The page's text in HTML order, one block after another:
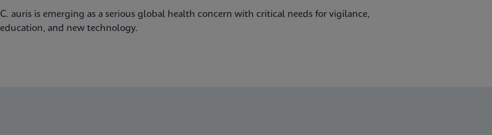
C. auris is emerging as a serious global health concern with critical needs for vigilance,
education, and new technology.